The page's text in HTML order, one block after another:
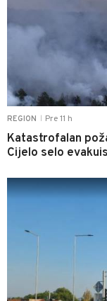
REGION Pre 11 h
Katastrofalan
Cijelo selo